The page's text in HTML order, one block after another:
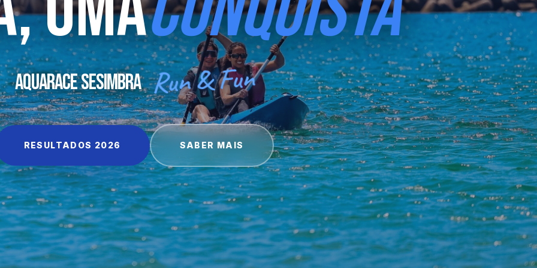
AQUARACE SESIMBRA Run & Fun
RESULTADOS 2026 SABER MAIS